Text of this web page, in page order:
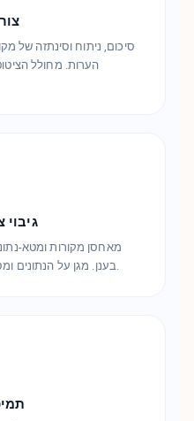
סיכום, ניתוח וסינתזה של
הערות. מחולל
מאחסן מקורות ומטא-